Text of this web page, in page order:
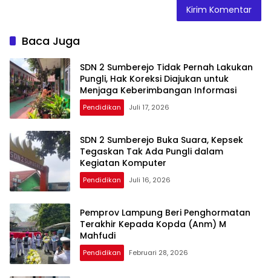
Baca Juga
SDN 2 Sumberejo Tidak Pernah Lakukan
Pungli, Hak Koreksi Diajukan untuk
Menjaga Keberimbangan Informasi
Pendidikan Juli 17, 2026
SDN 2 Sumberejo Buka Suara, Kepsek
Tegaskan Tak Ada Pungli dalam
Kegiatan Komputer
Pendidikan Juli 16, 2026
Pemprov Lampung Beri Penghormatan
Terakhir Kepada Kopda (Anm) M
Mahfudi
Pendidikan Februari 28, 2026